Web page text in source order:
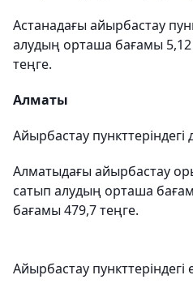
Астанадағы айырбастау
алудың орташа бағамы 5,12
теңге.
Алматы
Айырбастау
Алматыдағы айырбастау
сатып алудың орташа
бағамы 479,7 теңге.
Айырбастау